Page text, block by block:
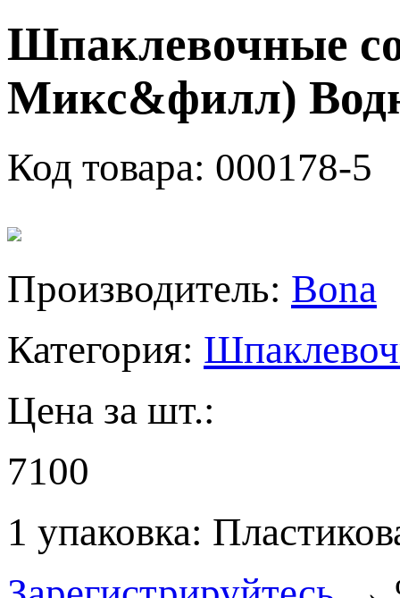
Шпаклевочные
Микс&филл)
Код товара: 000178-5
Производитель: Bona
Категория:
Цена за шт.:
7100
1 упаковка: